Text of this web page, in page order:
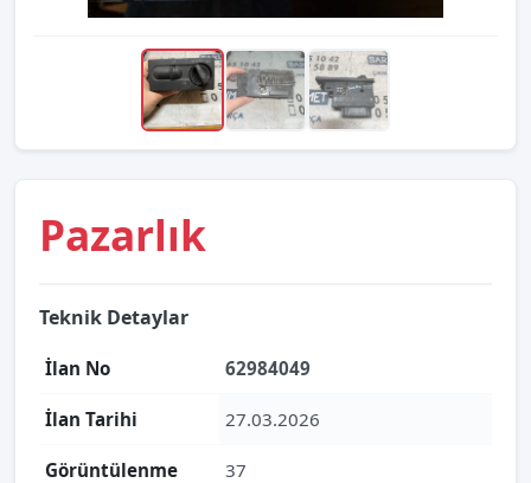
Pazarlık
Teknik Detaylar
İlan No 62984049
İlan Tarihi 27.03.2026
Görüntülenme 37